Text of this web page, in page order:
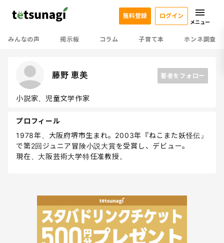
みんなの声 掲示板 コラム 子育て本 ホンネ調査
無料登録 ログイン
メニュー
藤野 恵美 著者をフォロー
小説家、児童文学作家
プロフィール
1978年、大阪府堺市生まれ。2003年『ねこまた妖怪伝』
で第2回ジュニア冒険小説大賞を受賞し、デビュー。
現在、大阪芸術大学特任准教授。